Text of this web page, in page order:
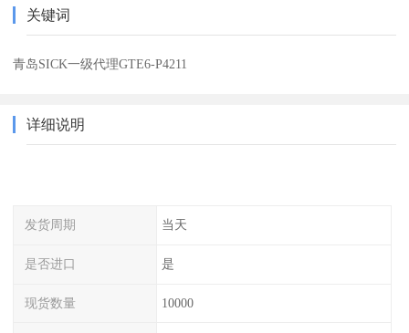
关键词
青岛SICK一级代理GTE6-P4211
详细说明
发货周期 当天
是否进口 是
现货数量 10000